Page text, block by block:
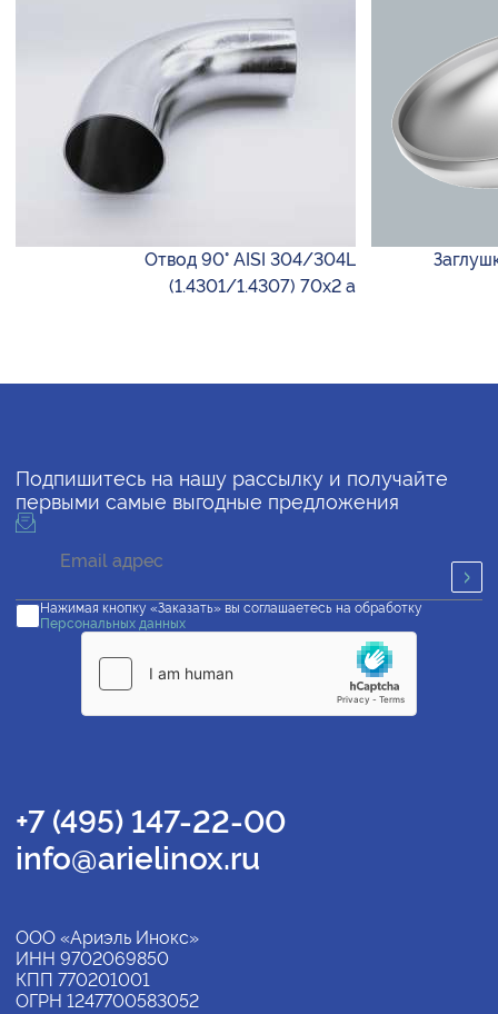
Отвод 90° AISI 304/304L
(1.4301/1.4307) 70х2 а
Подпишитесь на нашу рассылку и получайте
первыми самые выгодные предложения
Нажимая кнопку «Заказать» вы соглашаетесь на обработку
Персональных данных
+7 (495) 147-22-00
info@arielinox.ru
ООО «Ариэль Инокс»
ИНН 9702069850
КПП 770201001
ОГРН 1247700583052